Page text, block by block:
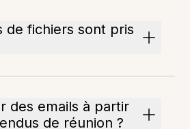
de fichiers sont pris
des emails à partir
de réunion ?